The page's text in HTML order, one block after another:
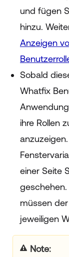
und fügen
hinzu.
Anzeigen
Sobald
Whatfix
ihre Rollen
einer Seite
geschehen.
müssen
jeweiligen
your title